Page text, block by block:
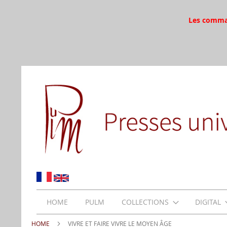
Les
HOME PULM COLLECTIONS DIGITAL
HOME VIVRE ET FAIRE VIVRE LE MOYEN ÂGE